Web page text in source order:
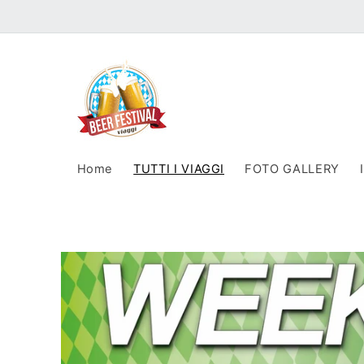
ai contenuti
Home TUTTI I VIAGGI FOTO GALLERY
Passa alle
informazioni
sul prodotto